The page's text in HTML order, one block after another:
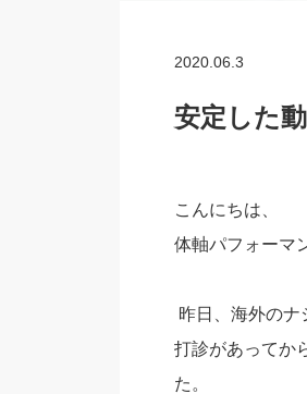
2020.06.3
安定した
こんにちは、
体軸パフォーマ
昨日、海外の
打診があってか
た。